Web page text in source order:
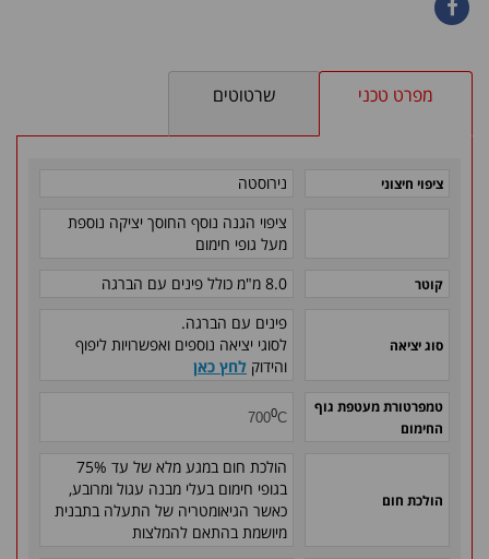
מפרט טכני שרטוטים
ציפוי חיצוני
נירוסטה
ציפוי הגנה נוסף החוסך יציקה נוספת
מעל גופי חימום
קוטר 8.0 מ"מ כולל פינים עם הברגה
סוג יציאה
פינים עם הברגה.
לסוגי יציאה נוספים ואפשרויות ליפוף
והידוק לחץ כאן
טמפרטורת מעטפת גוף
החימום
7000C
הולכת חום
הולכת חום במגע מלא של עד 75%
בגופי חימום בעלי מבנה עגול ומרובע,
כאשר הגיאומטריה של התעלה בתבנית
מיושמת בהתאם להמלצות